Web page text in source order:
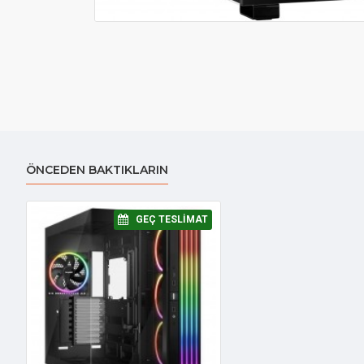
ÖNCEDEN BAKTIKLARIN
⠀GEÇ TESLIMAT